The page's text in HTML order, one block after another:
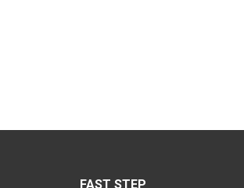
FAST STEP